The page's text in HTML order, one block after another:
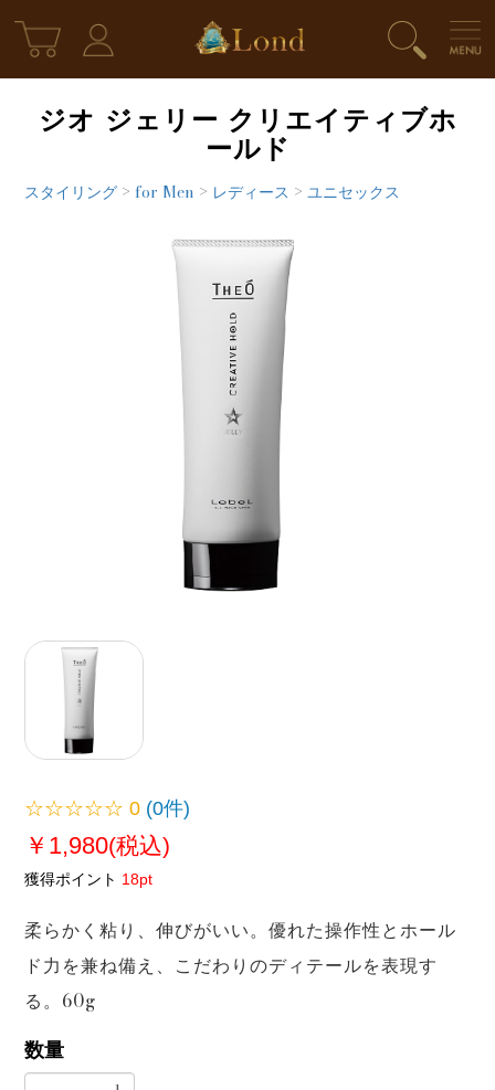
ジオ ジェリー クリエイティブホ
ールド
スタイリング >for Men > レディース >ユニセックス
☆☆☆☆☆0 (0件)
￥1,980(税込)
獲得ポイント 18pt
柔らかく粘り、伸びがいい。優れた操作性とホール
ド力を兼ね備え、こだわりのディテールを表現す
る。60g
数量